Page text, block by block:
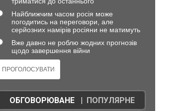
Найближчим часом росія може
погодитись на переговори, але
серйозних намірів росіяни не матимуть
Вже давно не роблю жодних прогнозів
щодо завершення війни
ОБГОВОРЮВАНЕ| ПОПУЛЯРНЕ